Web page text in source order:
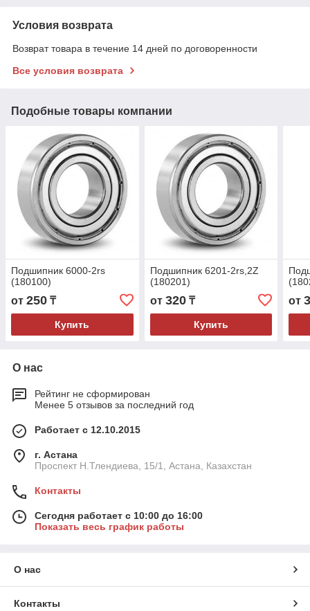
Условия возврата
Возврат товара в течение 14 дней по договоренности
Все условия возврата
Подобные товары компании
Подшипник 6000-2rs
(180100)
от 250 ₸
Купить
Подшипник 6201-2rs,2Z
(180201)
от 320₸
Купить
от
О нас
Рейтинг не сформирован
Менее 5 отзывов за последний год
Работает с 12.10.2015
г. Астана
Проспект Н.Тлендиева, 15/1, Астана, Казахстан
Контакты
Сегодня работает с 10:00 до 16:00
Показать весь график работы
О нас
Контакты